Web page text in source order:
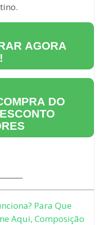
AGORA
DO
Para Que
Aqui, Composição